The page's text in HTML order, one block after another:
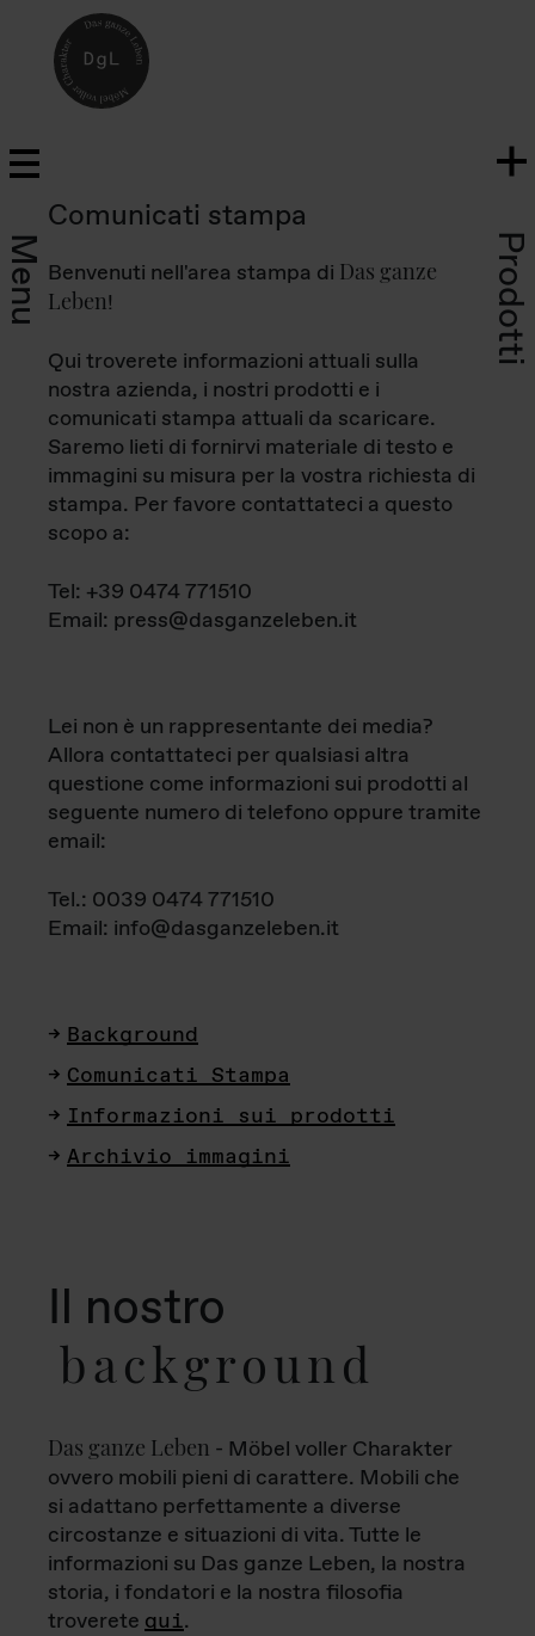
Menu Prodotti
Comunicati stampa
Benvenuti nell'area stampa di Das ganze
Leben!
Qui troverete informazioni attuali sulla
nostra azienda, i nostri prodotti e i
comunicati stampa attuali da scaricare.
Saremo lieti di fornirvi materiale di testo e
immagini su misura per la vostra richiesta di
stampa. Per favore contattateci a questo
scopo a:
Tel: +39 0474 771510
Email: press@dasganzeleben.it
Lei non è un rappresentante dei media?
Allora contattateci per qualsiasi altra
questione come informazioni sui prodotti al
seguente numero di telefono oppure tramite
email:
Tel.: 0039 0474 771510
Email: info@dasganzeleben.it
Background
Comunicati Stampa
Informazioni sui prodotti
Archivio immagini
Il nostro
background
Das ganze Leben - Möbel voller Charakter
ovvero mobili pieni di carattere. Mobili che
si adattano perfettamente a diverse
circostanze e situazioni di vita. Tutte le
informazioni su Das ganze Leben, la nostra
storia, i fondatori e la nostra filosofia
troverete qui.